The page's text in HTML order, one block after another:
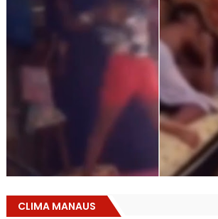
CLIMA MANAUS